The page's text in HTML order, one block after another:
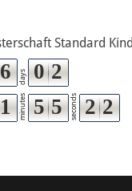
Standard
6 days 0 2
1 minutes 5 5 seconds 2 1
2